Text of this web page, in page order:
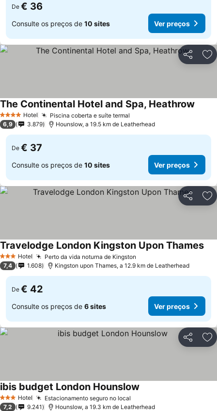
De € 36
Consulte os preços de 10 sites Ver preços
Partilhar
4 EstrelasHotel Piscina coberta e suíte termal
The Continental Hotel and Spa, Heathrow
6,9 3.879 Hounslow, a 19.5 km de Leatherhead
De € 37
Consulte os preços de 10 sites Ver preços
Partilhar
3 EstrelasHotel Perto da vida noturna de Kingston
Travelodge London Kingston Upon Thames
7,4 1.608 Kingston upon Thames, a 12.9 km de Leatherhead
De € 42
Consulte os preços de 6 sites Ver preços
Partilhar
3 EstrelasHotel Estacionamento seguro no local
ibis budget London Hounslow
7,2 9.241 Hounslow, a 19.3 km de Leatherhead